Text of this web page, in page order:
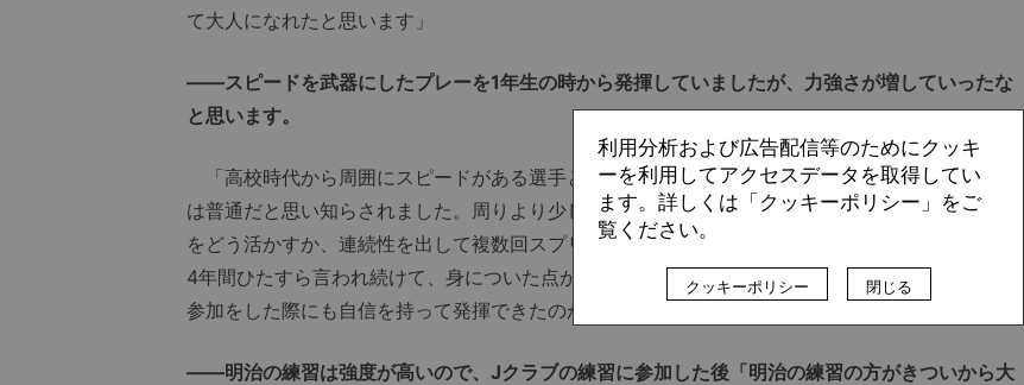
て大人になれたと思います」
――スピードを武器にしたプレーを1年生の時から発揮していましたが、力強さが増していったな
と思います。
「高校時代から周囲にスピードがある選手と評価されていましたけど、明治の練習に入って自分
は普通だと思い知らされました。周りより少し速いくらいで、特徴でもなんでもないと。スピード
をどう活かすか、連続性を出して複数回スプリントをしてゴール向かえるか。この点は栗田監督に
4年間ひたすら言われ続けて、身についた点かなと思います。だからこそ、大学時代にプロへ練習
参加をした際にも自信を持って発揮できたのかなと」
――明治の練習は強度が高いので、Jクラブの練習に参加した後「明治の練習の方がきついから大
利用分析および広告配信等のためにクッキ
ーを利用してアクセスデータを取得してい
ます。詳しくは「クッキーポリシー」をご
覧ください。
クッキーポリシー 閉じる